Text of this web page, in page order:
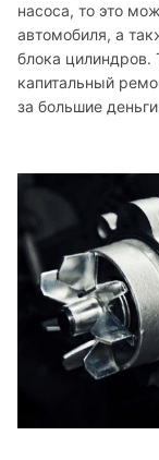
насоса, то это
автомобиля, а
блока цилиндров.
капитальный
за большие